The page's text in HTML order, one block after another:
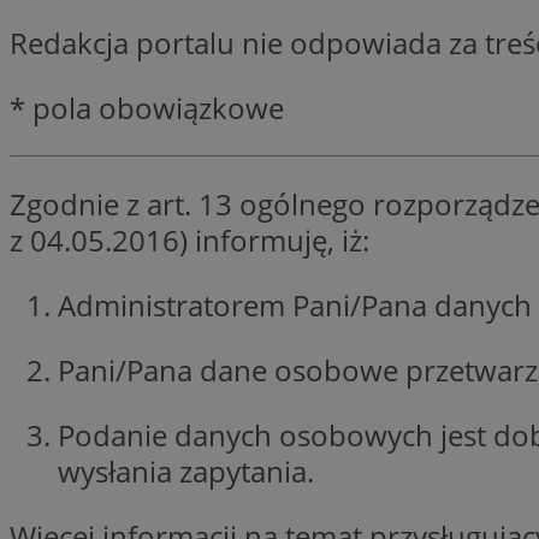
Redakcja portalu nie odpowiada za
* pola obowiązkowe
Zgodnie z art. 13 ogólnego
z 04.05.2016) informuję, iż:
Administratorem Pani/Pana
Pani/Pana dane osobowe
Podanie danych osobowych jest
wysłania zapytania.
QeSessID
suid
euds